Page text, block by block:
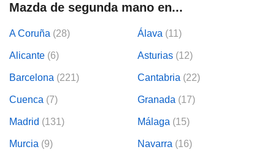
Mazda de segunda mano en...
A Coruña (28) Álava (11)
Alicante (6) Asturias (12)
Barcelona (221) Cantabria (22)
Cuenca (7) Granada (17)
Madrid (131) Málaga (15)
Murcia (9) Navarra (16)